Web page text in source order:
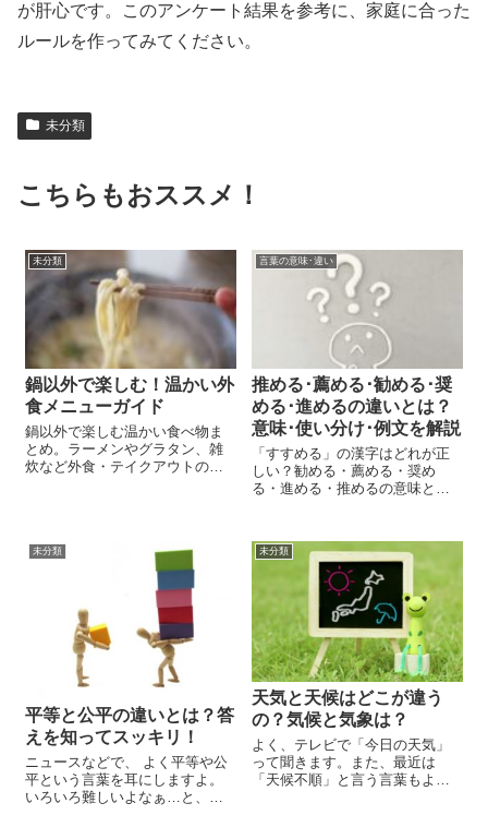
が肝心です。このアンケート結果を参考に、家庭に合った
ルールを作ってみてください。
未分類
こちらもおススメ！
未分類
鍋以外で楽しむ！温かい外
食メニューガイド
鍋以外で楽しむ温かい食べ物ま
とめ。ラーメンやグラタン、雑
炊など外食・テイクアウトの人
言葉の意味･違い
推める･薦める･勧める･奨
める･進めるの違いとは？
意味･使い分け･例文を解説
「すすめる」の漢字はどれが正
しい？勧める・薦める・奨め
る・進める・推めるの意味と違
分けが身につきます。
未分類
平等と公平の違いとは？答
えを知ってスッキリ！
ニュースなどで、 よく平等や公
平という言葉を耳にしますよ。
いろいろ難しいよなぁ…と、ニ
未分類
天気と天候はどこが違う
の？気候と気象は？
よく、テレビで「今日の天気」
って聞きます。また、最近は
「天候不順」と言う言葉もよく